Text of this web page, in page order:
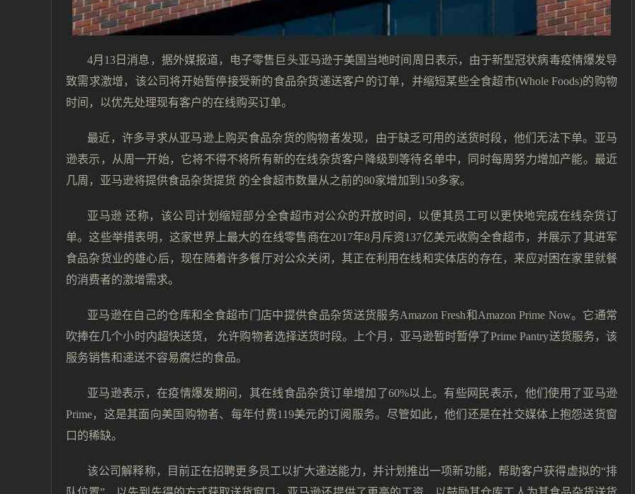
4月13日消息，据外媒报道，电子零售巨头亚马逊于美国当地时间周日表示，由于新型冠状病毒疫情爆发导
致需求激增，该公司将开始暂停接受新的食品杂货递送客户的订单，并缩短某些全食超市(Whole Foods)的购物
时间，以优先处理现有客户的在线购买订单。
最近，许多寻求从亚马逊上购买食品杂货的购物者发现，由于缺乏可用的送货时段，他们无法下单。亚马
逊表示，从周一开始，它将不得不将所有新的在线杂货客户降级到等待名单中，同时每周努力增加产能。最近
几周，亚马逊将提供食品杂货提货 的全食超市数量从之前的80家增加到150多家。
亚马逊 还称，该公司计划缩短部分全食超市对公众的开放时间，以便其员工可以更快地完成在线杂货订
单。这些举措表明，这家世界上最大的在线零售商在2017年8月斥资137亿美元收购全食超市，并展示了其进军
食品杂货业的雄心后，现在随着许多餐厅对公众关闭，其正在利用在线和实体店的存在，来应对困在家里就餐
的消费者的激增需求。
亚马逊在自己的仓库和全食超市门店中提供食品杂货送货服务Amazon Fresh和Amazon Prime Now。它通常
吹捧在几个小时内超快送货， 允许购物者选择送货时段。上个月，亚马逊暂时暂停了Prime Pantry送货服务，该
服务销售和递送不容易腐烂的食品。
亚马逊表示，在疫情爆发期间，其在线食品杂货订单增加了60%以上。有些网民表示，他们使用了亚马逊
Prime，这是其面向美国购物者、每年付费119美元的订阅服务。尽管如此，他们还是在社交媒体上抱怨送货窗
口的稀缺。
该公司解释称，目前正在招聘更多员工以扩大递送能力，并计划推出一项新功能，帮助客户获得虚拟的“排